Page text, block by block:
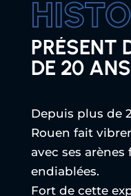
PRÉSENT
DE 20
Depuis plus de
Rouen fait
avec ses
endiablées.
Fort de cette